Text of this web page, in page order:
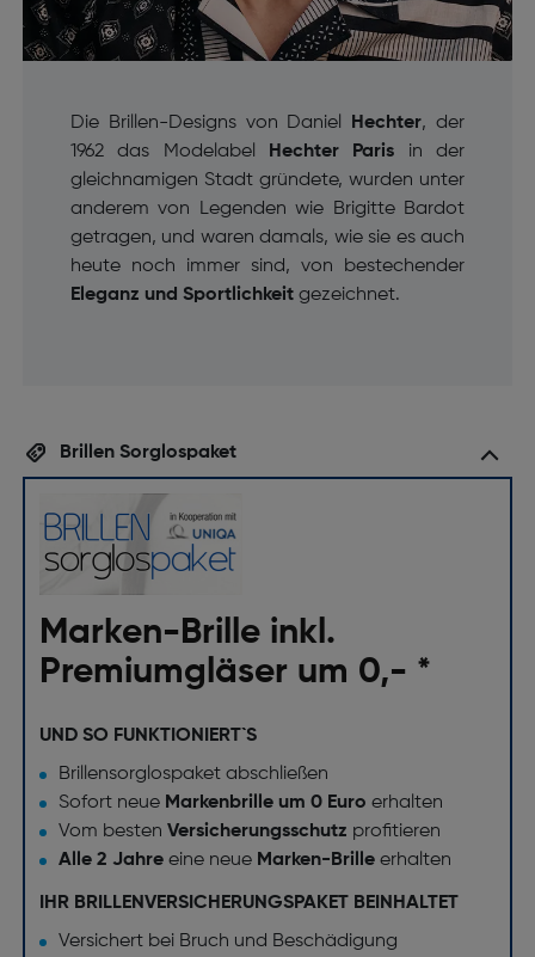
Die Brillen-Designs von Daniel Hechter, der
1962 das Modelabel Hechter Paris in der
gleichnamigen Stadt gründete, wurden unter
anderem von Legenden wie Brigitte Bardot
getragen, und waren damals, wie sie es auch
heute noch immer sind, von bestechender
Eleganz und Sportlichkeitgezeichnet.
Brillen Sorglospaket
Marken-Brille inkl.
Premiumgläser um 0,- *
UND SO FUNKTIONIERT`S
Brillensorglospaket abschließen
Sofort neue Markenbrille um 0 Euro erhalten
Vom besten Versicherungsschutz profitieren
Alle 2 Jahreeine neue Marken-Brille erhalten
IHR BRILLENVERSICHERUNGSPAKET BEINHALTET
Versichert bei Bruch und Beschädigung